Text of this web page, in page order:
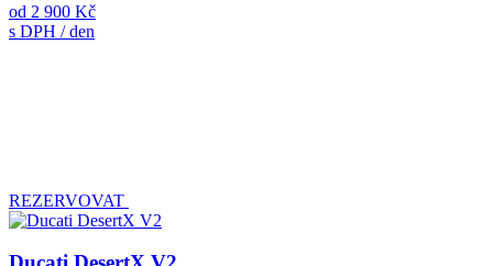
od 2 900 Kč
s DPH / den
REZERVOVAT